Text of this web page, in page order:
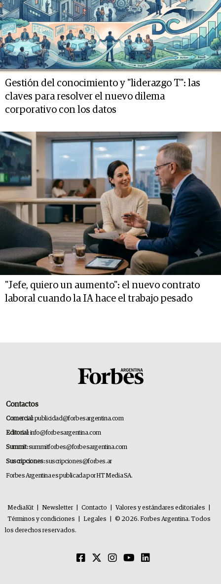
Gestión del conocimiento y "liderazgo T": las
claves para resolver el nuevo dilema
corporativo con los datos
"Jefe, quiero un aumento": el nuevo contrato
laboral cuando la IA hace el trabajo pesado
Contactos
Comercial:publicidad@forbesargentina.com
Editorial:info@forbesargentina.com
Summit:summitforbes@forbesargentina.com
Suscripciones:suscripciones@forbes.ar
Forbes Argentina es publicada por HT Media SA.
MediaKit Newsletter Contacto Valores y estándares editoriales
Términos y condiciones
Legales
© 2026. Forbes Argentina. Todos
los derechos reservados.